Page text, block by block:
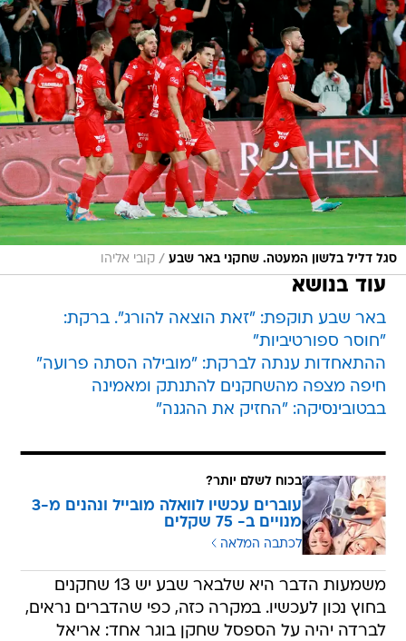
סגל דליל בלשון המעטה. שחקני באר שבע / קובי אליהו
עוד בנושא
באר שבע תוקפת: "זאת הוצאה להורג". ברקת:
"חוסר ספורטיביות"
ההתאחדות ענתה לברקת: "מובילה הסתה פרועה"
חיפה מצפה מהשחקנים להתנתק ומאמינה
בבטובינסיקה: "החזיק את ההגנה"
בכוח לשלם יותר?
עוברים עכשיו לוואלה מובייל ונהנים מ-3
מנויים ב- 75 שקלים
לכתבה המלאה
משמעות הדבר היא שלבאר שבע יש 13 שחקנים
בחוץ נכון לעכשיו. במקרה כזה, כפי שהדברים נראים,
לברדה יהיה על הספסל שחקן בוגר אחד: אריאל